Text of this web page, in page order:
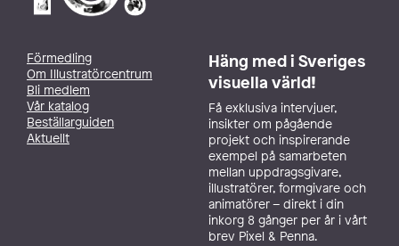
Förmedling
Om Illustratörcentrum
Bli medlem
Vår katalog
Beställarguiden
Aktuellt
Häng med i Sveriges
visuella värld!
Få exklusiva intervjuer,
insikter om pågående
projekt och inspirerande
exempel på samarbeten
mellan uppdragsgivare,
illustratörer, formgivare och
animatörer – direkt i din
inkorg 8 gånger per år i vårt
brev Pixel & Penna.